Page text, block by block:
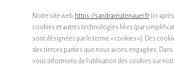
Notre site web, https://sandrareutenauer.fr(ci-après
cookies et autres technologies liées (par
sont désignées par le terme « cookies »). Des
des tierces parties que nous avons engagées.
vous informons de l’utilisation des cookies sur